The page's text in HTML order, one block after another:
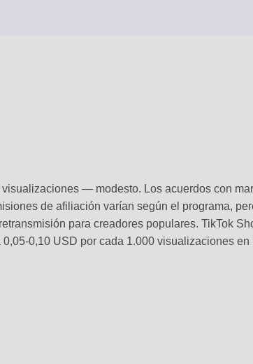
— modesto. Los acuerdos con
de afiliación varían según el programa,
para creadores populares. TikTok
0,10 USD por cada 1.000 visualizaciones